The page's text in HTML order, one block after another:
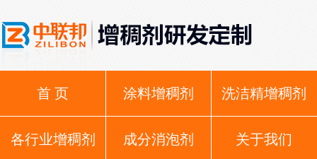
首 页 涂料增稠剂 洗洁精增稠剂
各行业增稠剂 成分消泡剂 关于我们